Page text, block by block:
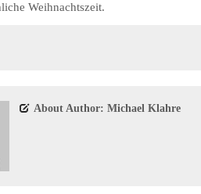
Weihnachtszeit.
About Author: Michael Klahre